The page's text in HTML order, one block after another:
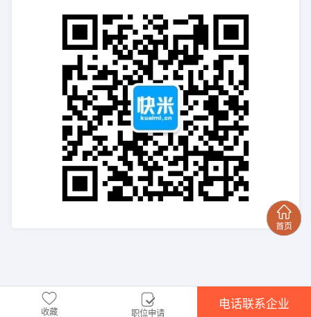
收藏 职位申请
电话联系企业